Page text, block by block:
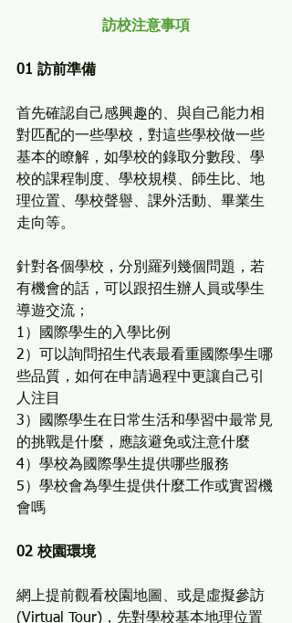
訪校注意事項
01 訪前準備
首先確認自己感興趣的、與自己能力相
對匹配的一些學校，對這些學校做一些
基本的瞭解，如學校的錄取分數段、學
校的課程制度、學校規模、師生比、地
理位置、學校聲譽、課外活動、畢業生
走向等。
針對各個學校，分別羅列幾個問題，若
有機會的話，可以跟招生辦人員或學生
導遊交流；
1）國際學生的入學比例
2）可以詢問招生代表最看重國際學生哪
些品質，如何在申請過程中更讓自己引
人注目
3）國際學生在日常生活和學習中最常見
的挑戰是什麼，應該避免或注意什麼
4）學校為國際學生提供哪些服務
5）學校會為學生提供什麼工作或實習機
會嗎
02 校園環境
網上提前觀看校園地圖、或是虛擬參訪
(Virtual Tour)，先對學校基本地理位置